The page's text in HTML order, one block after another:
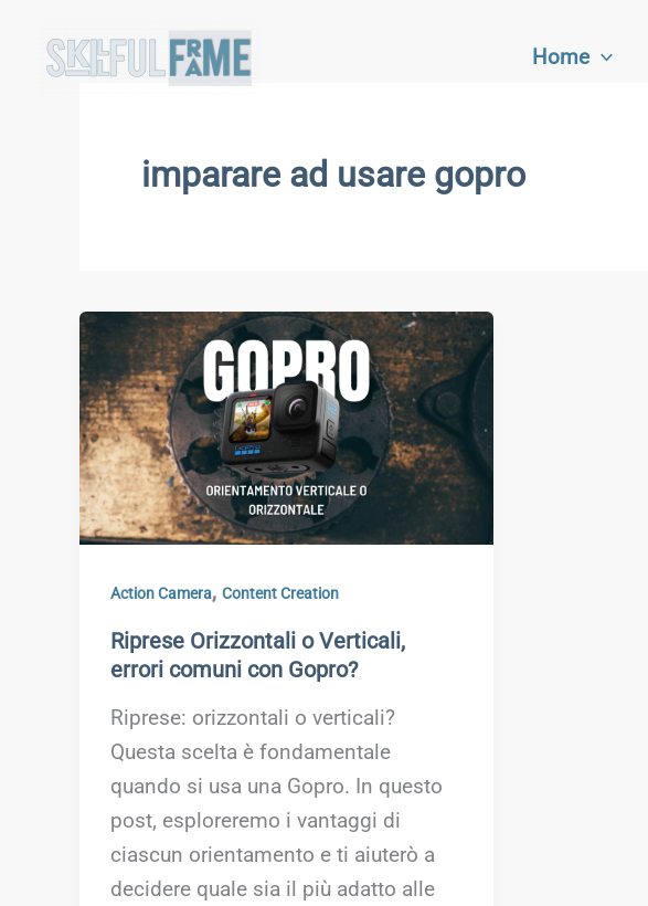
contenuto
Home
imparare ad usare gopro
Action Camera,Content Creation
Riprese Orizzontali o Verticali,
errori comuni con Gopro?
Riprese: orizzontali o verticali?
Questa scelta è fondamentale
quando si usa una Gopro. In questo
post, esploreremo i vantaggi di
ciascun orientamento e ti aiuterò a
decidere quale sia il più adatto alle